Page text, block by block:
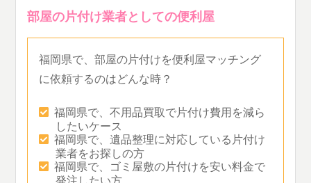
部屋の片付け業者としての便利屋
福岡県で、部屋の片付けを便利屋マッチング
に依頼するのはどんな時？
福岡県で、不用品買取で片付け費用を減ら
したいケース
福岡県で、遺品整理に対応している片付け
業者をお探しの方
福岡県で、ゴミ屋敷の片付けを安い料金で